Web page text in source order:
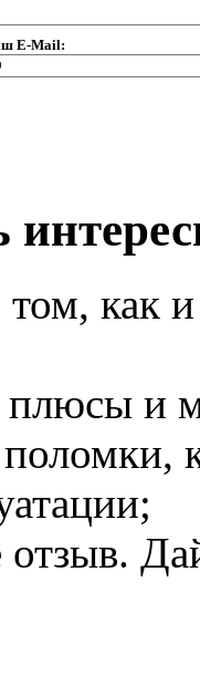
E-Mail:
том, как
плюсы и